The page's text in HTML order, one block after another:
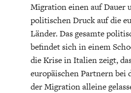
DAS POST-
Migration einen auf Dauer
politischen Druck auf die
Länder. Das gesamte
befindet sich in einem
die Krise in Italien zeigt,
europäischen Partnern bei
der Migration alleine